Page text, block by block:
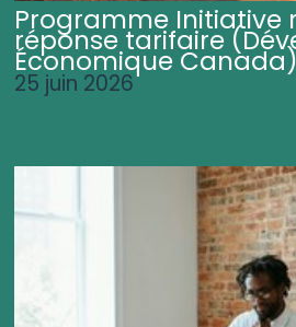
Programme Initiative
réponse tarifaire
Économique
25 juin 2026